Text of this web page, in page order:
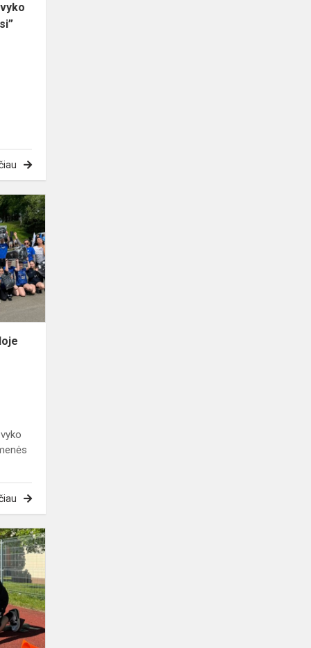
Kretingos
vasaros
estradoje
įvyko
tradiciniu
tampantis
J.
Pabrėžos
gimnazijos
stadione
įvyko
2024-...